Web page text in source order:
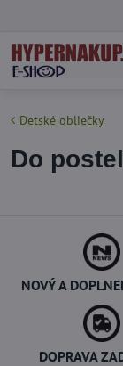
Detské obliečky
Do
NOVÝ A
DOPRAVA